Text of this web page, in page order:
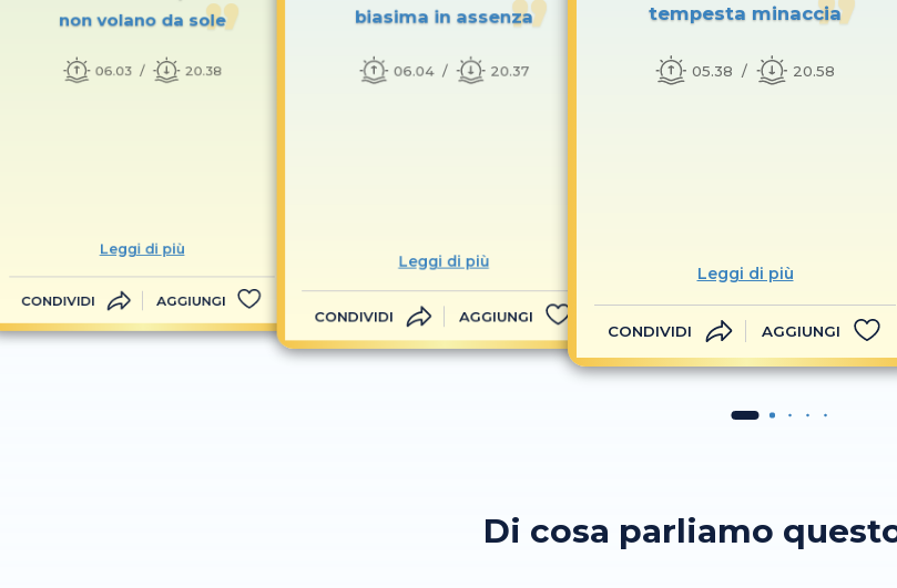
non volano da sole
06.03 20.38
Leggi di più
CONDIVIDI AGGIUNGI
biasima in assenza
06.04 20.37
Leggi di più
CONDIVIDI AGGIUNGI
tempesta minaccia
05.38 20.58
Leggi di più
CONDIVIDI AGGIUNGI
Di cosa parliamo